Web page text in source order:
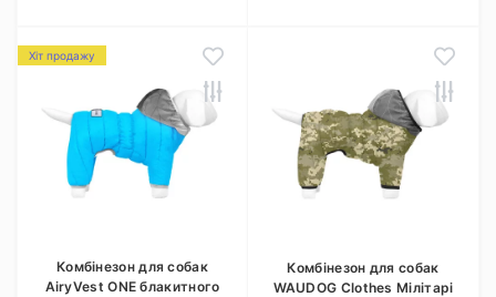
Хіт продажу
Комбінезон для собак
AiryVest ONE блакитного
Комбінезон для собак
WAUDOG Clothes Мілітарі